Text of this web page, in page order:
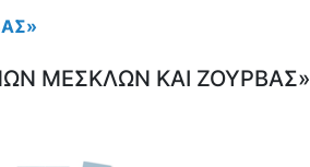
ΜΕΣΚΛΩΝ ΚΑΙ ΖΟΥΡΒΑΣ»